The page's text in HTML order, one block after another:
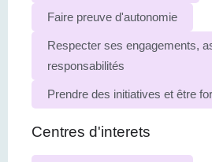
Faire preuve d'autonomie
Respecter ses engagements,
responsabilités
Prendre des initiatives et être
Centres d'interets